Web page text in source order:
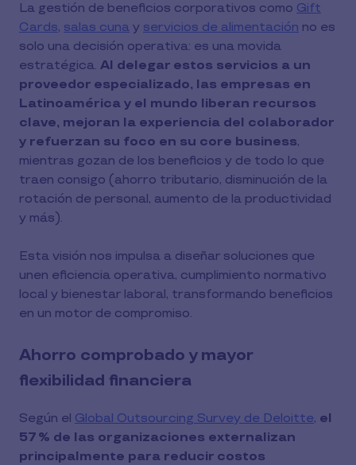
La gestión de beneficios corporativos como Gift
Cards, salas cuna y servicios de alimentación no es
solo una decisión operativa: es una movida
estratégica. Al delegar estos servicios a un
proveedor especializado, las empresas en
Latinoamérica y el mundo liberan recursos
clave, mejoran la experiencia del colaborador
y refuerzan su foco en su core business,
mientras gozan de los beneficios y de todo lo que
traen consigo (ahorro tributario, disminución de la
rotación de personal, aumento de la productividad
y más).
Esta visión nos impulsa a diseñar soluciones que
unen eficiencia operativa, cumplimiento normativo
local y bienestar laboral, transformando beneficios
en un motor de compromiso.
Ahorro comprobado y mayor
flexibilidad financiera
Según el Global Outsourcing Survey de Deloitte, el
57 % de las organizaciones externalizan
principalmente para reducir costos